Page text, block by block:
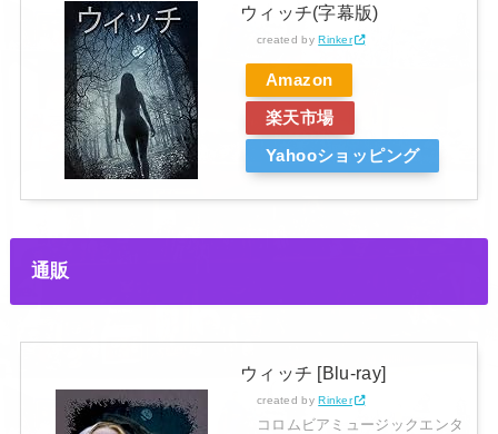
ウィッチ(字幕版)
created byRinker
Amazon
楽天市場
Yahooショッピング
通販
ウィッチ [Blu-ray]
created byRinker
コロムビアミュージックエンタ